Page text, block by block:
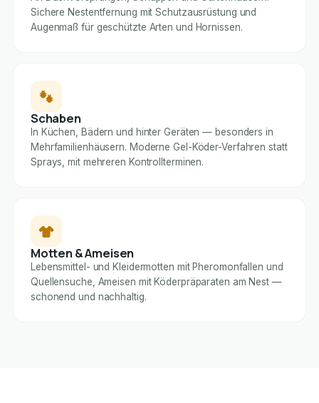
Sichere Nestentfernung mit Schutzausrüstung und
Augenmaß für geschützte Arten und Hornissen.
Schaben
In Küchen, Bädern und hinter Geräten — besonders in
Mehrfamilienhäusern. Moderne Gel-Köder-Verfahren statt
Sprays, mit mehreren Kontrollterminen.
Motten & Ameisen
Lebensmittel- und Kleidermotten mit Pheromonfallen und
Quellensuche, Ameisen mit Köderpräparaten am Nest —
schonend und nachhaltig.